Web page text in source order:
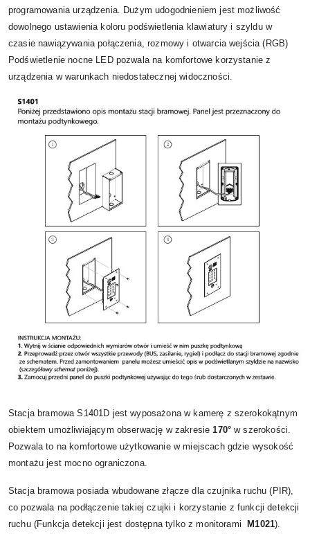
programowania urządzenia. Dużym udogodnieniem jest możliwość
dowolnego ustawienia koloru podświetlenia klawiatury i szyldu w
czasie nawiązywania połączenia, rozmowy i otwarcia wejścia (RGB)
Podświetlenie nocne LED pozwala na komfortowe korzystanie z
urządzenia w warunkach niedostatecznej widoczności.
Stacja bramowa S1401D jest wyposażona w kamerę z szerokokątnym
obiektem umożliwiającym obserwację w zakresie 170° w szerokości.
Pozwala to na komfortowe użytkowanie w miejscach gdzie wysokość
montażu jest mocno ograniczona.
Stacja bramowa posiada wbudowane złącze dla czujnika ruchu (PIR),
co pozwala na podłączenie takiej czujki i korzystanie z funkcji detekcji
ruchu (Funkcja detekcji jest dostępna tylko z monitorami
M1021).